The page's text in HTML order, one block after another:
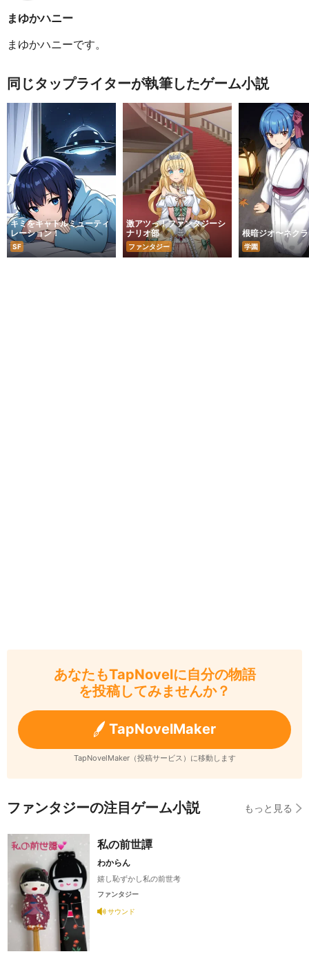
まゆかハニー
まゆかハニーです。
同じタップライターが執筆したゲーム小説
キミをキャトルミューティ
レーション！
SF
激アツっ！ファンタジーシ
ナリオ部
ファンタジー
根暗ジオ〜ネク
学園
あなたもTapNovelに自分の物語
を投稿してみませんか？
TapNovelMaker
TapNovelMaker（投稿サービス）に移動します
ファンタジーの注目ゲーム小説 もっと見る
私の前世譚
わからん
嬉し恥ずかし私の前世考
ファンタジー
サウンド